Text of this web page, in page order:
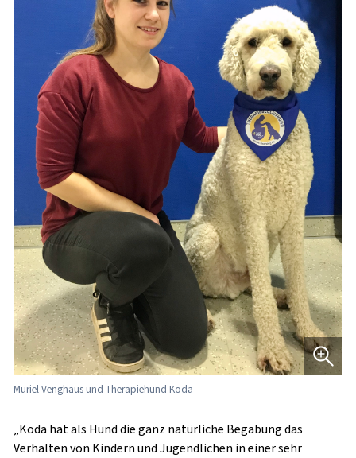
Muriel Venghaus und Therapiehund Koda
„Koda hat als Hund die ganz natürliche Begabung das
Verhalten von Kindern und Jugendlichen in einer sehr